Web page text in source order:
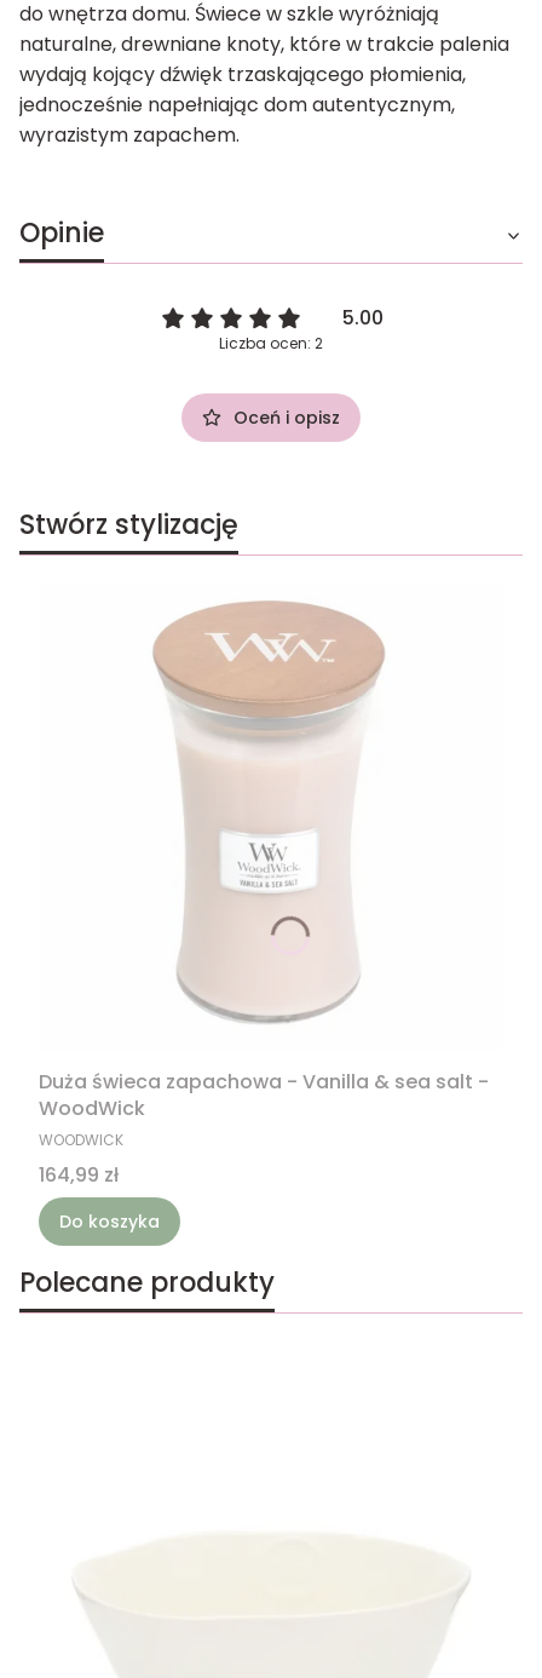
do wnętrza domu. Świece w szkle wyróżniają
naturalne, drewniane knoty, które w trakcie palenia
wydają kojący dźwięk trzaskającego płomienia,
jednocześnie napełniając dom autentycznym,
wyrazistym zapachem.
Opinie
5.00
Liczba ocen: 2
Oceń i opisz
Stwórz stylizację
Duża świeca zapachowa - Vanilla & sea salt -
WoodWick
PRODUCENT
WOODWICK
Cena
164,99 zł
Do koszyka
Polecane produkty